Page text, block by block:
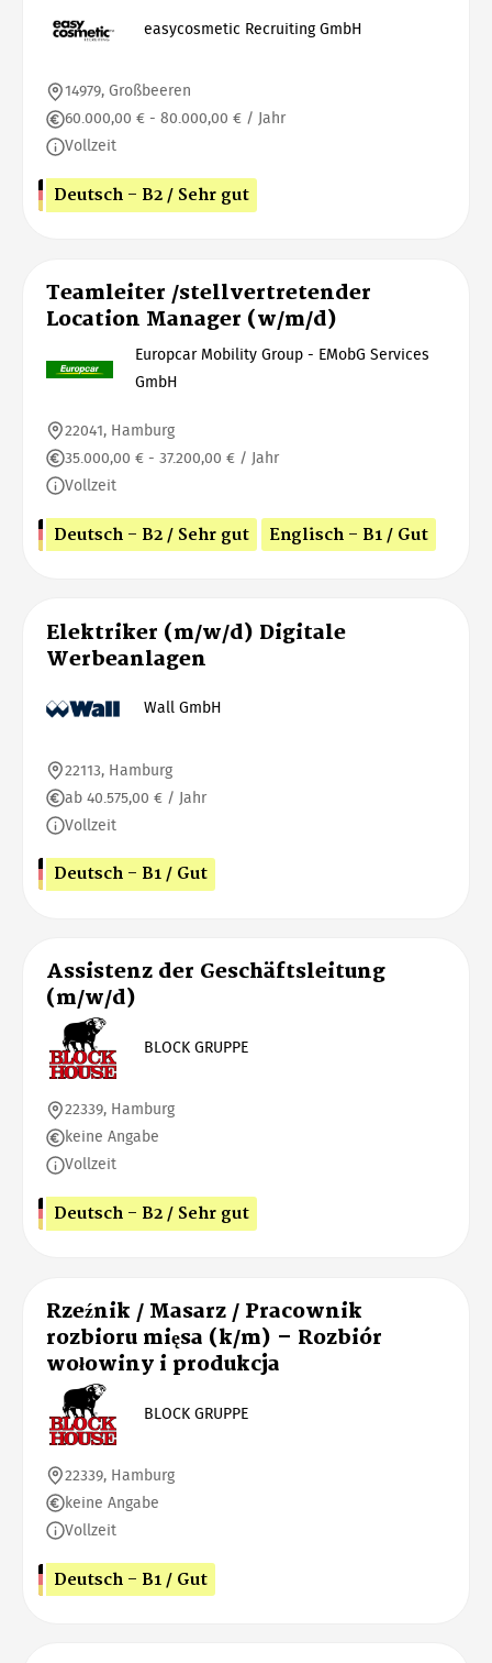
easycosmetic Recruiting GmbH
14979, Großbeeren
60.000,00 € - 80.000,00 € / Jahr
Vollzeit
Deutsch - B2 / Sehr gut
Teamleiter /stellvertretender
Location Manager (w/m/d)
Europcar Mobility Group - EMobG Services
GmbH
22041, Hamburg
35.000,00 € - 37.200,00 € / Jahr
Vollzeit
Deutsch - B2 / Sehr gut Englisch - B1 / Gut
Elektriker (m/w/d) Digitale
Werbeanlagen
Wall GmbH
22113, Hamburg
ab 40.575,00 € / Jahr
Vollzeit
Deutsch - B1 / Gut
Assistenz der Geschäftsleitung
(m/w/d)
BLOCK GRUPPE
22339, Hamburg
keine Angabe
Vollzeit
Deutsch - B2 / Sehr gut
Rzeźnik / Masarz / Pracownik
rozbioru mięsa (k/m) – Rozbiór
wołowiny i produkcja
BLOCK GRUPPE
22339, Hamburg
keine Angabe
Vollzeit
Deutsch - B1 / Gut